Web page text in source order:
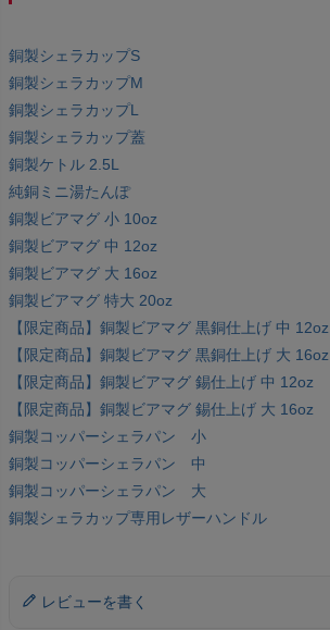
銅製シェラカップS
銅製シェラカップM
銅製シェラカップL
銅製シェラカップ蓋
銅製ケトル 2.5L
純銅ミニ湯たんぽ
銅製ビアマグ 小 10oz
銅製ビアマグ 中 12oz
銅製ビアマグ 大 16oz
銅製ビアマグ 特大 20oz
【限定商品】銅製ビアマグ 黒銅仕上げ 中 12oz
【限定商品】銅製ビアマグ 黒銅仕上げ 大 16oz
【限定商品】銅製ビアマグ 錫仕上げ 中 12oz
【限定商品】銅製ビアマグ 錫仕上げ 大 16oz
銅製コッパーシェラパン 小
銅製コッパーシェラパン 中
銅製コッパーシェラパン 大
銅製シェラカップ専用レザーハンドル
レビューを書く